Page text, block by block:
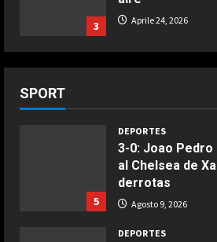
3
COCINA
COCINA
Ternera
Marzo 20, 2026
SPORT
Elanga, retirado
entrada
5
DEPORTES
3-0: Joao Pedro
al Chelsea de
derrotas
Agosto 9, 2026
DEPORTES